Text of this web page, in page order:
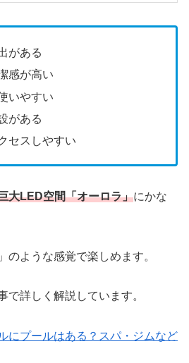
がある
感が高い
いやすい
がある
セスしやすい
大LED空間「オーロラ」にかな
のような感覚で楽しめます。
で詳しく解説しています。
にプールはある？スパ・ジムなど